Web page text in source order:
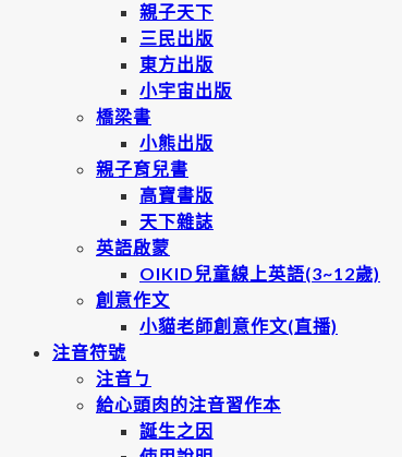
親子天下
三民出版
東方出版
小宇宙出版
橋梁書
小熊出版
親子育兒書
高寶書版
天下雜誌
英語啟蒙
OIKID兒童線上英語(3~12歲)
創意作文
小貓老師創意作文(直播)
注音符號
注音ㄅ
給心頭肉的注音習作本
誕生之因